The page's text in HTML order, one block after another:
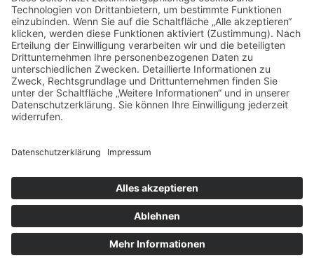
Wo Eltern in München neue Wege gehen: Spielideen,
Betreuung und Begegnungen
Mit Stolz präsentiert von WordPress|Theme: Newsup von
Datenschutz Impressum